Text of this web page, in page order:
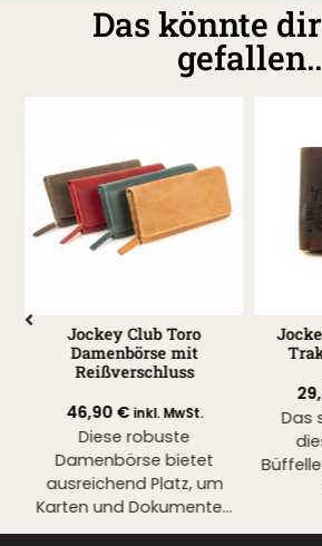
Das könnte
gefallen..
Jockey Club Toro
Damenbörse mit
Reißverschluss
46,90 € inkl. MwSt.
Diese robuste
Damenbörse bietet
ausreichend Platz, um
Karten und Dokumente...
Das